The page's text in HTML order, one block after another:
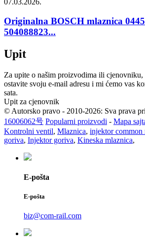
07.03.2026.
Originalna BOSCH mlaznica
504088823...
Upit
Za upite o našim proizvodima ili cjenovniku,
ostavite svoju e-mail adresu i mi ćemo vas
sata.
Upit za cjenovnik
© Autorsko pravo - 2010-2026: Sva prava
16006062号 Popularni proizvodi - Mapa
Kontrolni ventil, Mlaznica, injektor common
goriva, Injektor goriva, Kineska mlaznica,
E-pošta
E-pošta
biz@com-rail.com